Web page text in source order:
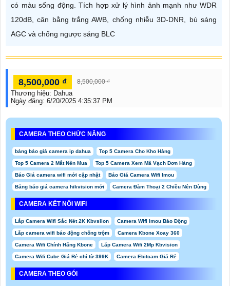
có màu sống động. Tích hợp xử lý hình ảnh mạnh như WDR
120dB, cân bằng trắng AWB, chống nhiễu 3D-DNR, bù sáng
AGC và chống ngược sáng BLC
8,500,000 ₫ 8,500,000 ₫
Thương hiệu: Dahua
Ngày đăng: 6/20/2025 4:35:37 PM
CAMERA THEO CHỨC NĂNG
bảng báo giá camera ip dahua Top 5 Camera Cho Kho Hàng
Top 5 Camera 2 Mắt Nên Mua Top 5 Camera Xem Mã Vạch Đơn Hàng
Báo Giá camera wifi mới cập nhật Báo Giá Camera Wifi Imou
Bảng báo giá camera hikvision mới Camera Đàm Thoại 2 Chiều Nên Dùng
CAMERA KẾT NỐI WIFI
Lắp Camera Wifi Sắc Nét 2K Kbvsiion Camera Wifi Imou Báo Động
Lắp camera wifi báo động chống trộm Camera Kbone Xoay 360
Camera Wifi Chính Hãng Kbone Lắp Camera Wifi 2Mp Kbvision
Camera Wifi Cube Giá Rẻ chỉ từ 399K Camera Ebitcam Giá Rẻ
CAMERA THEO GÓI